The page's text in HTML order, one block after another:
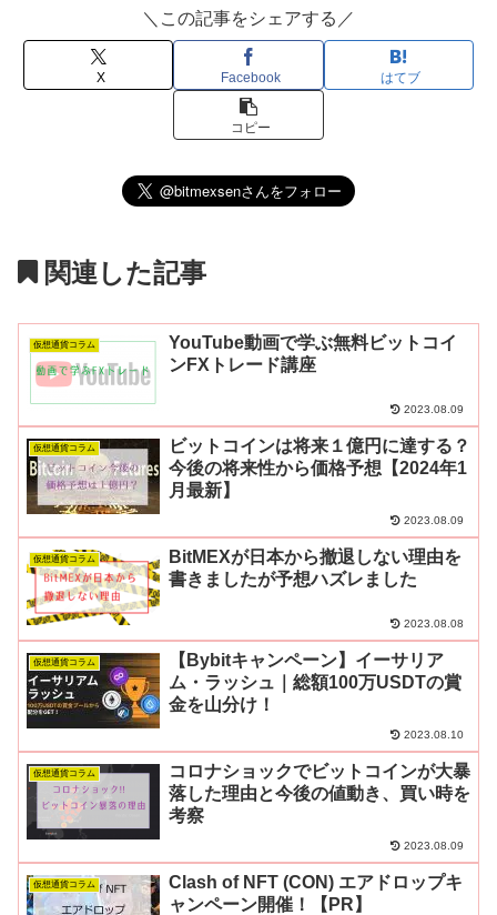
＼この記事をシェアする／
X Facebook はてブ
コピー
関連した記事
仮想通貨コラム
YouTube動画で学ぶ無料ビットコイ
ンFXトレード講座
2023.08.09
仮想通貨コラム
ビットコインは将来１億円に達する？
今後の将来性から価格予想【2024年1
月最新】
2023.08.09
仮想通貨コラム
BitMEXが日本から撤退しない理由を
書きましたが予想ハズレました
2023.08.08
仮想通貨コラム
【Bybitキャンペーン】イーサリア
ム・ラッシュ｜総額100万USDTの賞
金を山分け！
2023.08.10
仮想通貨コラム
コロナショックでビットコインが大暴
落した理由と今後の値動き、買い時を
考察
2023.08.09
仮想通貨コラム
Clash of NFT (CON) エアドロップキ
ャンペーン開催！【PR】